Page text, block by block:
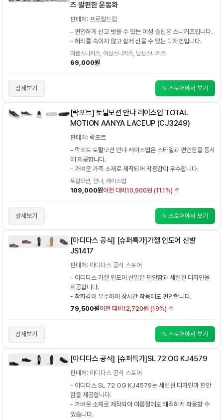
즈 발편한 운동화
판매처: 프로월드컵
- 편안하게 신고 벗을 수 있는 여성 슬립온 스니커즈입니다.
- 허리를 숙이지 않고 쉽게 신을 수 있는 디자인입니다.
여름스니커즈, 여성스니커즈, 남성스니커즈
69,000원
상세보기 N 스토어에서 보기
[락포트] 토탈모션 안냐 레이스업 TOTAL
MOTION AANYA LACEUP (CJ3249)
판매처: 락포트
- 락포트 토탈모션 안냐 레이스업은 스타일과 편안함을 동시
에 제공합니다.
- 가벼운 가죽 소재로 제작되어 착용감이 우수합니다.
토탈모션, 안냐, 레이스업
109,000원이전 대비10,900원 (11.1%) ↑
상세보기 N 스토어에서 보기
[아디다스 공식] [슈퍼특가]가젤 인도어 신발
JS1417
판매처: 아디다스 공식 스토어
- 아디다스 가젤 인도어 신발은 편안함과 세련된 디자인을
제공합니다.
- 착화감이 우수하여 장시간 착용에도 편안합니다.
79,500원이전 대비12,720원 (19%) ↑
상세보기 N 스토어에서 보기
[아디다스 공식] [슈퍼특가]SL 72 OG KJ4579
판매처: 아디다스 공식 스토어
- 아디다스 SL 72 OG KJ4579는 세련된 디자인과 편안
함을 제공합니다.
- 가벼운 소재로 제작되어 여름철에도 쾌적하게 착용할 수
있습니다.